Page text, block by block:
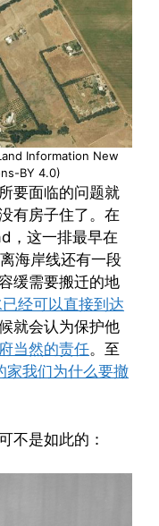
Information New
BY 4.0)
要面临的问题就
有房子住了。在
，这一排最早在
海岸线还有一段
缓需要搬迁的地
经可以直接到达
就会认为保护他
当然的责任。至
家我们为什么要撤
不是如此的：